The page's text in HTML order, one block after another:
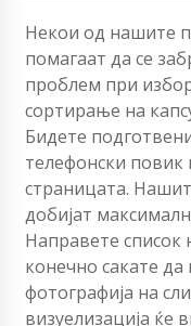
Некои од нашите
помагаат да се
проблем при
сортирање на
Бидете
телефонски
страницата.
добијат
Направете
конечно сакате
фотографија на
визуелизација ќе